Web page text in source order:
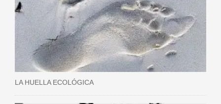
LA HUELLA ECOLÓGICA